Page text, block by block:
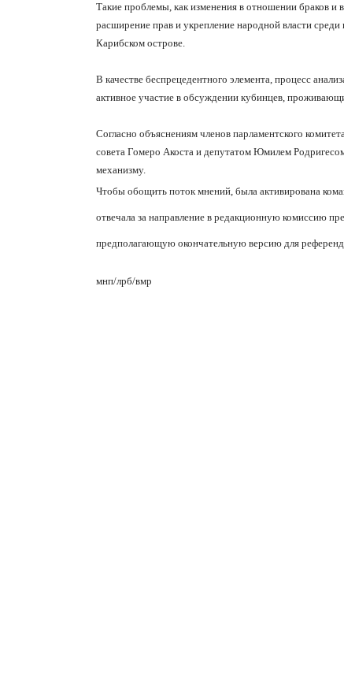
Такие проблемы, как изменения в отношении браков и
расширение прав и укрепление народной власти
Карибском острове.
В качестве беспрецедентного элемента, процесс
активное участие в обсуждении кубинцев,
Согласно объяснениям членов парламентского
совета Гомеро Акоста и депутатом Юмилем
механизму.
Чтобы обощить поток мнений, была активирована
отвечала за направление в редакционную комиссию
предполагающую окончательную версию для
мнп/лрб/вмр